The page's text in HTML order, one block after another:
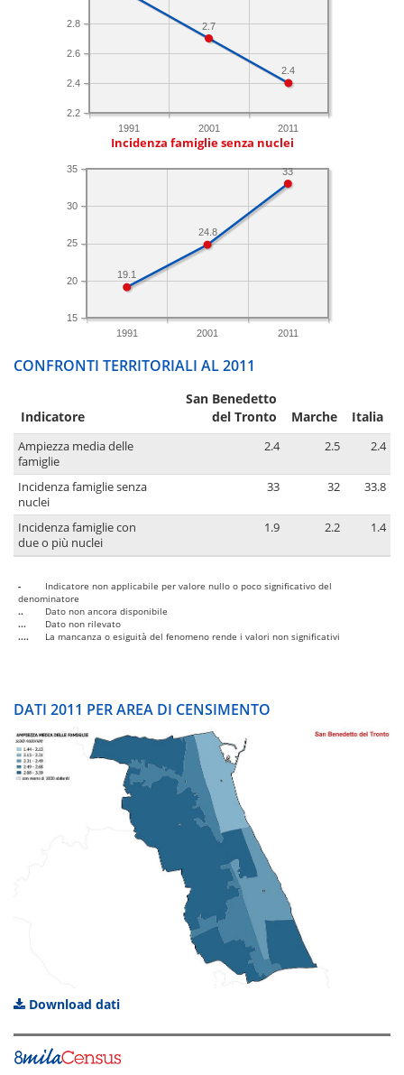
1991 2001 2011
2.2
2.4
2.6
2.8
2.4
2.7
Incidenza famiglie senza nuclei
1991 2001 2011
15
20
25
30
35 33
24.8
19.1
CONFRONTI TERRITORIALI AL 2011
Indicatore
San Benedetto
del Tronto
Marche Italia
Ampiezza media delle
famiglie
2.4 2.5 2.4
Incidenza famiglie senza
nuclei
33 32 33.8
Incidenza famiglie con
due o più nuclei
1.9 2.2 1.4
-
Indicatore non applicabile per valore nullo o poco significativo del
denominatore
..
Dato non ancora disponibile
...
Dato non rilevato
....
La mancanza o esiguità del fenomeno rende i valori non significativi
DATI 2011 PER AREA DI CENSIMENTO
Download dati